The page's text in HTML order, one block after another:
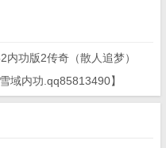
功版2传奇（散人追梦）
域内功.qq85813490】